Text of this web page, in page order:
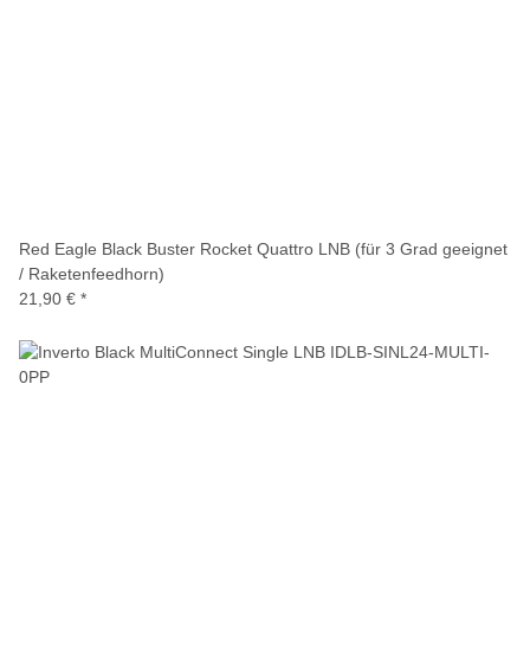
Red Eagle Black Buster Rocket Quattro LNB (für 3 Grad geeignet
/ Raketenfeedhorn)
21,90 € *